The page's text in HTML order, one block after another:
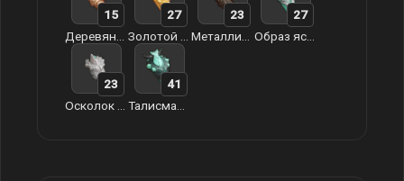
15
27
23
27
23
41